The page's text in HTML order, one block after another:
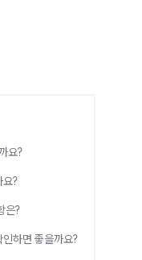
요?
요?
은?
하면 좋을까요?